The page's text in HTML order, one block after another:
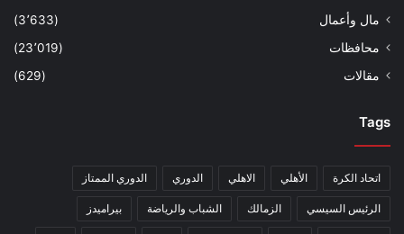
مال وأعمال
(3٬633)
محافظات
(23٬019)
مقالات
(629)
Tags
اتحاد الكرة الأهلي الاهلي الدوري الدوري الممتاز
الرئيس السيسي الزمالك الشباب والرياضة بيراميدز